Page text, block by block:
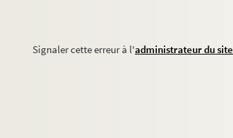
Signaler cette erreur à l'administrateur du site